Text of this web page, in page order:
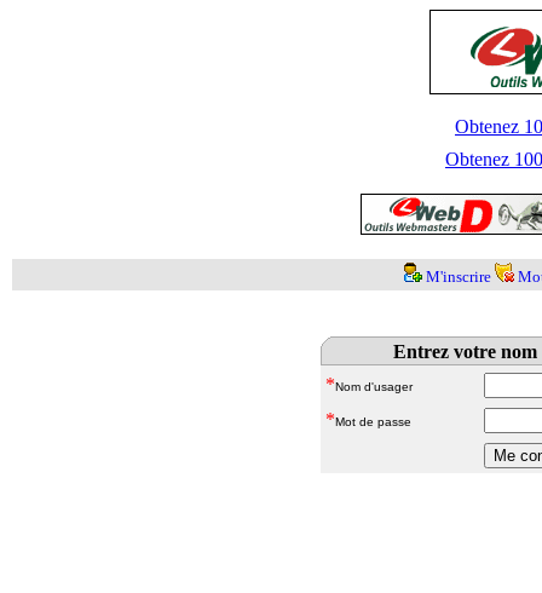
Obtenez
Obtenez
M'inscrire
Entrez votre nom
*Nom d'usager
*Mot de passe